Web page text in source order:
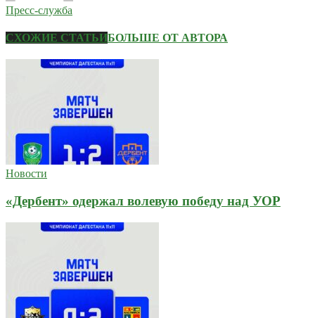
Пресс-служба
СХОЖИЕ СТАТЬИБОЛЬШЕ ОТ АВТОРА
Новости
«Дербент» одержал волевую победу над УОР